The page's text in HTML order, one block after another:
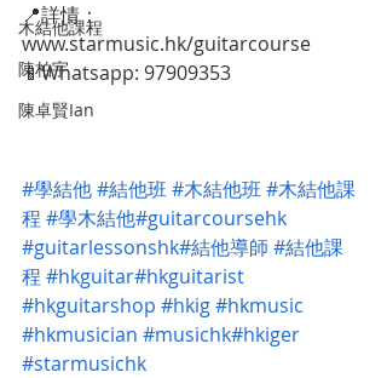
木結他課程
陳柏宇
陳卓賢Ian
📍詳情：
www.starmusic.hk/guitarcourse
📱Whatsapp: 97909353
#學結他#結他班#木結他班#木結他課
程 #學木結他#guitarcoursehk
#guitarlessonshk#結他導師 #結他課
程 #hkguitar#hkguitarist
#hkguitarshop #hkig#hkmusic
#hkmusician #musichk#hkiger
#starmusichk